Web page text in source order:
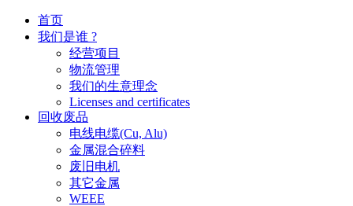
首页
我们是谁 ?
经营项目
物流管理
我们的生意理念
Licenses and certificates
回收废品
电线电缆(Cu, Alu)
金属混合碎料
废旧电机
其它金属
WEEE